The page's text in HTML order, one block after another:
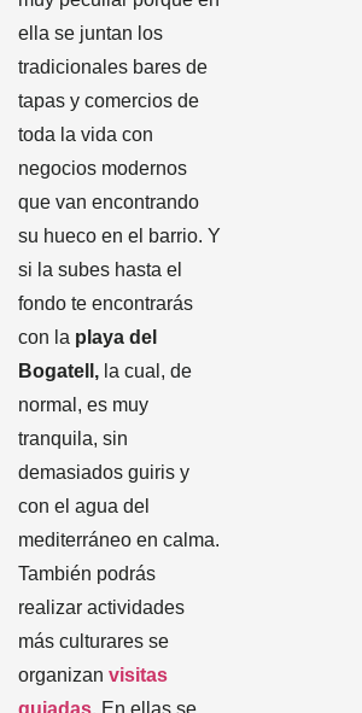
ella se juntan los
tradicionales bares de
tapas y comercios de
toda la vida con
negocios modernos
que van encontrando
su hueco en el barrio. Y
si la subes hasta el
fondo te encontrarás
con la playa del
Bogatell, la cual, de
normal, es muy
tranquila, sin
demasiados guiris y
con el agua del
mediterráneo en calma.
También podrás
realizar actividades
más culturares se
organizan visitas